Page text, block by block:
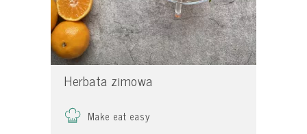
Herbata zimowa
Make eat easy